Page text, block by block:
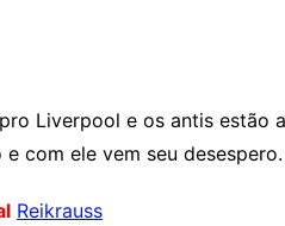
Liverpool e os antis estão
com ele vem seu desespero.
Reikrauss